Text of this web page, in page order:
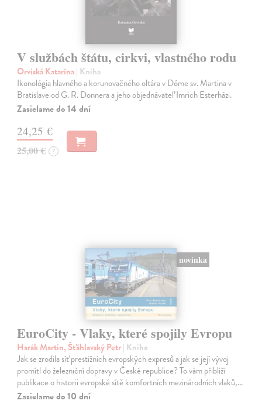
V službách štátu, cirkvi, vlastného rodu
Orviská Katarína| Kniha
Ikonológia hlavného a korunovačného oltára v Dóme sv. Martina v
Bratislave od G. R. Donnera a jeho objednávateľ Imrich Esterházi.
Zasielame do 14 dní
24,25 €
25,00 € ?
novinka
EuroCity - Vlaky, které spojily Evropu
Harák Martin, Šťáhlavský Petr| Kniha
Jak se zrodila síť prestižních evropských expresů a jak se její vývoj
promítl do železniční dopravy v České republice? To vám přiblíží
publikace o historii evropské sítě komfortních mezinárodních vlaků,…
Zasielame do 10 dní